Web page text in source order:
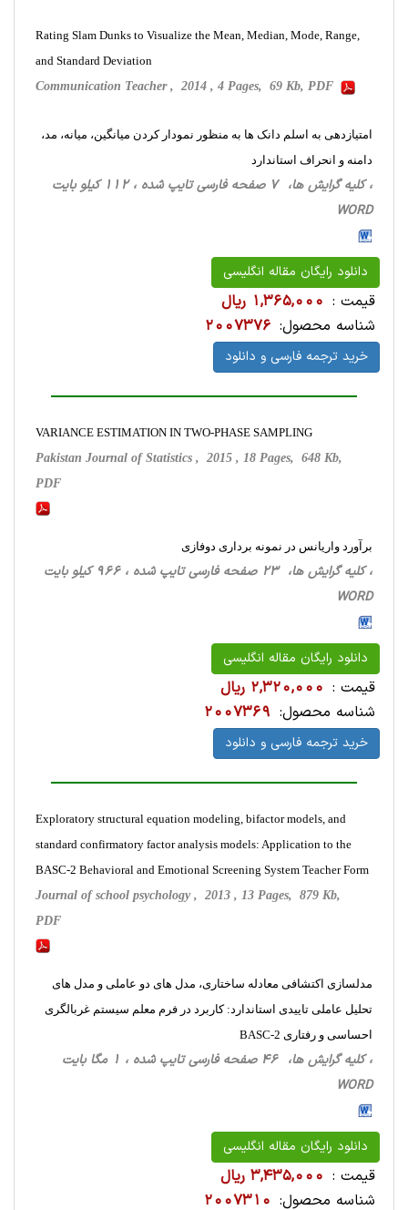
Rating Slam Dunks to Visualize the Mean, Median, Mode, Range,
and Standard Deviation
Communication Teacher , 2014 , 4 Pages, 69 Kb, PDF
امتیازدهی به اسلم دانک ها به منظور نمودار کردن میانگین، میانه، مد،
دامنه و انحراف استاندارد
، کلیه گرایش ها، 7 صفحه فارسی تایپ شده ، 112 کیلو بایت
WORD
دانلود رایگان مقاله انگلیسی
قیمت : 1,365,000 ریال
شناسه محصول: 2007376
خرید ترجمه فارسی و دانلود
VARIANCE ESTIMATION IN TWO-PHASE SAMPLING
Pakistan Journal of Statistics , 2015 , 18 Pages, 648 Kb,
PDF
برآورد واریانس در نمونه برداری دوفازی
، کلیه گرایش ها، 23 صفحه فارسی تایپ شده ، 966 کیلو بایت
WORD
دانلود رایگان مقاله انگلیسی
قیمت : 2,320,000 ریال
شناسه محصول: 2007369
خرید ترجمه فارسی و دانلود
Exploratory structural equation modeling, bifactor models, and
standard confirmatory factor analysis models: Application to the
BASC-2 Behavioral and Emotional Screening System Teacher Form
Journal of school psychology , 2013 , 13 Pages, 879 Kb,
PDF
مدلسازی اکتشافی معادله ساختاری، مدل های دو عاملی و مدل های
تحلیل عاملی تاییدی استاندارد: کاربرد در فرم معلم سیستم غربالگری
احساسی و رفتاری BASC-2
، کلیه گرایش ها، 46 صفحه فارسی تایپ شده ، 1 مگا بایت
WORD
دانلود رایگان مقاله انگلیسی
قیمت : 3,435,000 ریال
شناسه محصول: 2007310